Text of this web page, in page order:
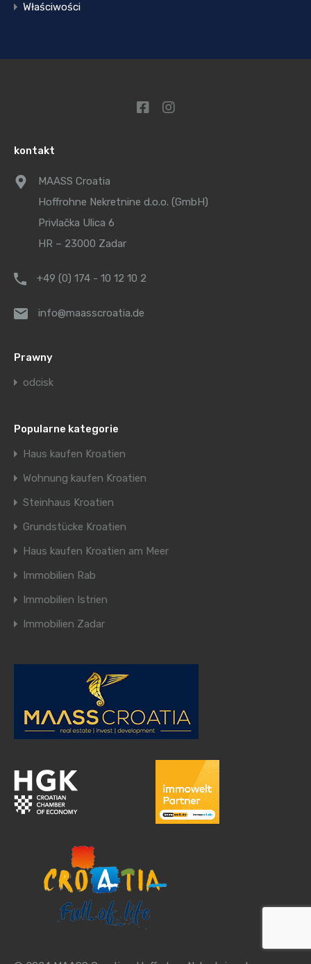
Właściwości
kontakt
MAASS Croatia
Hoffrohne Nekretnine d.o.o. (GmbH)
Privlačka Ulica 6
HR – 23000 Zadar
+49 (0) 174 - 10 12 10 2
info@maasscroatia.de
Prawny
odcisk
Popularne kategorie
Haus kaufen Kroatien
Wohnung kaufen Kroatien
Steinhaus Kroatien
Grundstücke Kroatien
Haus kaufen Kroatien am Meer
Immobilien Rab
Immobilien Istrien
Immobilien Zadar